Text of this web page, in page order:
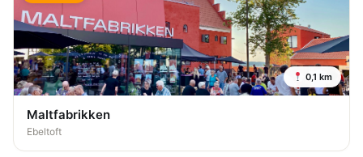
0,1 km
Maltfabrikken
Ebeltoft